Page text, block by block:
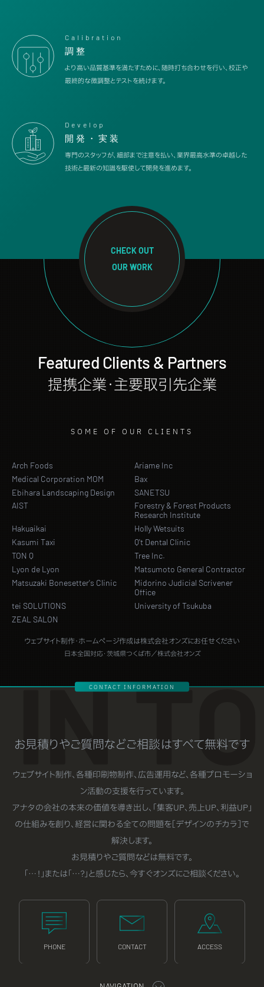
ウェブサイト制作・ホームページ作成は株式会社オンズにお任せください
日本全国対応・茨城県つくば市／株式会社オンズ
Calibration
調整
より高い品質基準を満たすために、随時打ち合わせを行い、校正や
最終的な微調整とテストを続けます。
Develop
開発・実装
専門のスタッフが、細部まで注意を払い、業界最高水準の卓越した
技術と最新の知識を駆使して開発を進めます。
CHECK OUT
OUR WORK
Featured Clients & Partners
提携企業・主要取引先企業
SOME OF OUR CLIENTS
Arch Foods
Ariame Inc
Medical Corporation MOM
Bax
Ebihara Landscaping Design
SANETSU
AIST
Forestry & Forest Products
Research Institute
Hakuaikai
Holly Wetsuits
Kasumi Taxi
Q't Dental Clinic
TON Q
Tree Inc.
Lyon de Lyon
Matsumoto General Contractor
Matsuzaki Bonesetter's Clinic
Midorino Judicial Scrivener
Office
tei SOLUTIONS
University of Tsukuba
ZEAL SALON
CONTACT INFORMATION
GET IN TOUCH
お見積りやご質問などご相談はすべて無料です
ウェブサイト制作、各種印刷物制作、広告運用など、各種プロモーショ
ン活動の支援を行っています。
アナタの会社の本来の価値を導き出し、「集客UP、売上UP、利益UP」
の仕組みを創り、経営に関わる全ての問題を［デザインのチカラ］で
解決します。
お見積りやご質問などは無料です。
「…！」または「…？」と感じたら、今すぐオンズにご相談ください。
PHONE CONTACT ACCESS